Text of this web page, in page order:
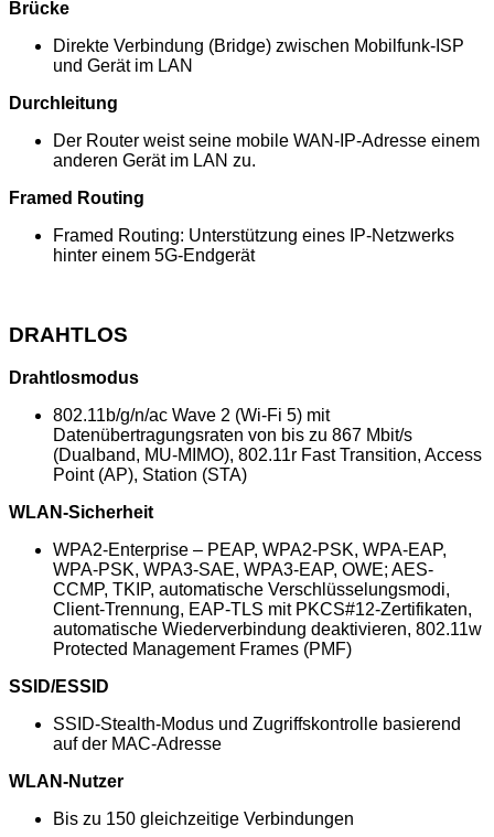
Brücke
Direkte Verbindung (Bridge) zwischen Mobilfunk-ISP
und Gerät im LAN
Durchleitung
Der Router weist seine mobile WAN-IP-Adresse einem
anderen Gerät im LAN zu.
Framed Routing
Framed Routing: Unterstützung eines IP-Netzwerks
hinter einem 5G-Endgerät
DRAHTLOS
Drahtlosmodus
802.11b/g/n/ac Wave 2 (Wi-Fi 5) mit
Datenübertragungsraten von bis zu 867 Mbit/s
(Dualband, MU-MIMO), 802.11r Fast Transition, Access
Point (AP), Station (STA)
WLAN-Sicherheit
WPA2-Enterprise – PEAP, WPA2-PSK, WPA-EAP,
WPA-PSK, WPA3-SAE, WPA3-EAP, OWE; AES-
CCMP, TKIP, automatische Verschlüsselungsmodi,
Client-Trennung, EAP-TLS mit PKCS#12-Zertifikaten,
automatische Wiederverbindung deaktivieren, 802.11w
Protected Management Frames (PMF)
SSID/ESSID
SSID-Stealth-Modus und Zugriffskontrolle basierend
auf der MAC-Adresse
WLAN-Nutzer
Bis zu 150 gleichzeitige Verbindungen